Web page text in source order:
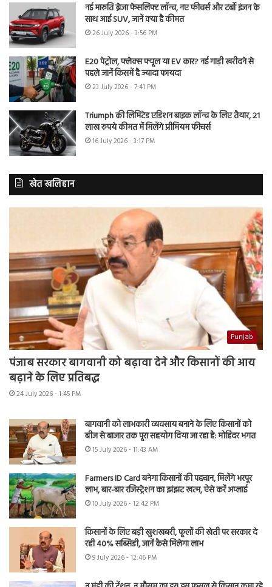
नई मारुति ब्रेजा फेसलिफ्ट लॉन्च, नए फीचर्स और टर्बो इंजन के
साथ आई SUV, जानें क्या है कीमत
26 July 2026 - 3:56 PM
E20 पेट्रोल, फ्लेक्स फ्यूल या EV कार? नई गाड़ी खरीदने से
पहले जानें किसमें है ज्यादा फायदा
23 July 2026 - 7:41 PM
Triumph की लिमिटेड एडिशन बाइक लॉन्च के लिए तैयार, 21
लाख रुपये कीमत में मिलेंगे प्रीमियम फीचर्स
16 July 2026 - 3:17 PM
खेत खलिहान
Punjab
पंजाब सरकार बागवानी को बढ़ावा देने और किसानों की आय
बढ़ाने के लिए प्रतिबद्ध
24 July 2026 - 1:45 PM
बागवानी को लाभकारी व्यवसाय बनाने के लिए किसानों को
बीज से बाजार तक पूरा सहयोग दिया जा रहा है: मोहिंदर भगत
15 July 2026 - 11:43 AM
Farmers ID Card बनेगा किसानों की पहचान, मिलेंगे भरपूर
लाभ, बार-बार रजिस्ट्रेशन का झंझट खत्म, ऐसे करें अप्लाई
10 July 2026 - 12:42 PM
किसानों के लिए बड़ी खुशखबरी, फूलों की खेती पर सरकार दे
रही 40% सब्सिडी, जानें कैसे मिलेगा लाभ
9 July 2026 - 12:46 PM